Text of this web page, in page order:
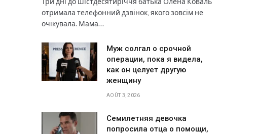
отримала телефонний дзвінок, якого зовсім не
очікувала. Мама…
Муж солгал о срочной
операции, пока я видела,
как он целует другую
женщину
AOÛT 3, 2026
Семилетняя девочка
попросила отца о помощи,